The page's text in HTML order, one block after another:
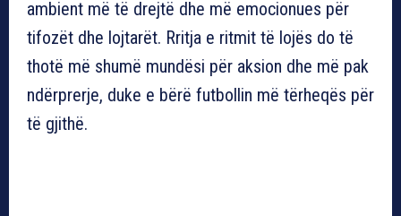
ambient më të drejtë dhe më emocionues për
tifozët dhe lojtarët. Rritja e ritmit të lojës do të
thotë më shumë mundësi për aksion dhe më pak
ndërprerje, duke e bërë futbollin më tërheqës për
të gjithë.